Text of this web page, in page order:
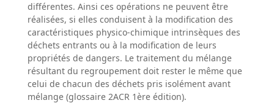
différentes. Ainsi ces opérations ne peuvent être
réalisées, si elles conduisent à la modification des
caractéristiques physico-chimique intrinsèques des
déchets entrants ou à la modification de leurs
propriétés de dangers. Le traitement du mélange
résultant du regroupement doit rester le même que
celui de chacun des déchets pris isolément avant
mélange (glossaire 2ACR 1ère édition).